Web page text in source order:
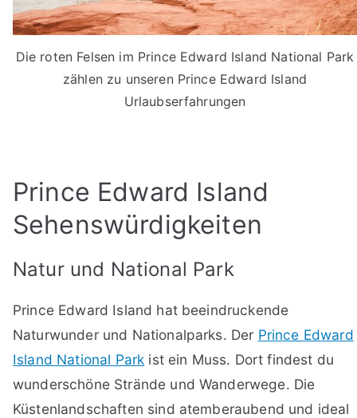
Die roten Felsen im Prince Edward Island National Park
zählen zu unseren Prince Edward Island
Urlaubserfahrungen
Prince Edward Island
Sehenswürdigkeiten
Natur und National Park
Prince Edward Island hat beeindruckende
Naturwunder und Nationalparks. Der Prince Edward
Island National Park ist ein Muss. Dort findest du
wunderschöne Strände und Wanderwege. Die
Küstenlandschaften sind atemberaubend und ideal